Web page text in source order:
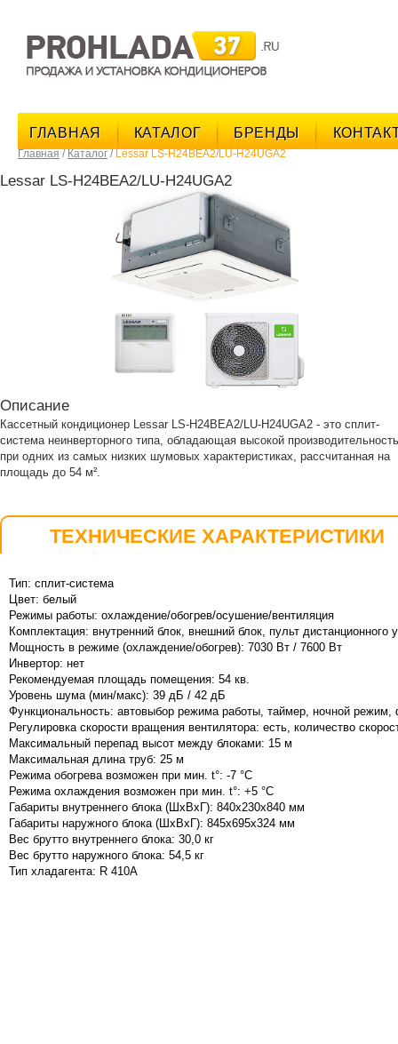
ГЛАВНАЯ КАТАЛОГ БРЕНДЫ
Главная / Каталог / Lessar LS-H24BEA2/LU-H24UGA2
Lessar LS-H24BEA2/LU-H24UGA2
Описание
Кассетный кондиционер Lessar LS-H24BEA2/LU-H24UGA2 - это сплит-
система неинверторного типа, обладающая высокой
при одних из самых низких шумовых характеристиках, рассчитанная на
площадь до 54 м².
ТЕХНИЧЕСКИЕ ХАРАКТЕРИСТИКИ
Тип: сплит-система
Цвет: белый
Режимы работы: охлаждение/обогрев/осушение/вентиляция
Комплектация: внутренний блок, внешний блок, пульт дистанционного
Мощность в режиме (охлаждение/обогрев): 7030 Вт / 7600 Вт
Инвертор: нет
Рекомендуемая площадь помещения: 54 кв.
Уровень шума (мин/макс): 39 дБ / 42 дБ
Функциональность: автовыбор режима работы, таймер, ночной режим,
Регулировка скорости вращения вентилятора: есть, количество
Максимальный перепад высот между блоками: 15 м
Максимальная длина труб: 25 м
Режима обогрева возможен при мин. t°: -7 °C
Режима охлаждения возможен при мин. t°: +5 °C
Габариты внутреннего блока (ШxВxГ): 840x230x840 мм
Габариты наружного блока (ШxВxГ): 845x695x324 мм
Вес брутто внутреннего блока: 30,0 кг
Вес брутто наружного блока: 54,5 кг
Тип хладагента: R 410A